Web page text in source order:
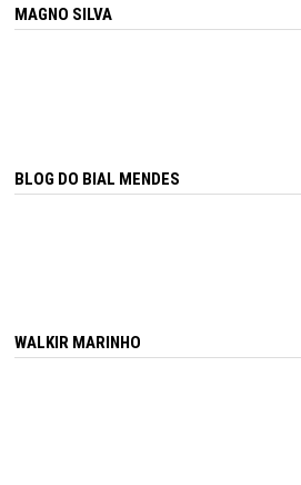
MAGNO SILVA
BLOG DO BIAL MENDES
WALKIR MARINHO